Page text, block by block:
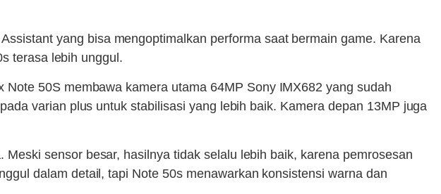
yang bisa mengoptimalkan performa saat bermain game. Karena
terasa lebih unggul.
50S membawa kamera utama 64MP Sony IMX682 yang sudah
varian plus untuk stabilisasi yang lebih baik. Kamera depan 13MP juga
sensor besar, hasilnya tidak selalu lebih baik, karena pemrosesan
dalam detail, tapi Note 50s menawarkan konsistensi warna dan